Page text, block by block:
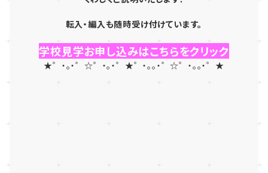
転入・編入も随時受け付けています。
学校見学お申し込みはこちらをクリック
★゜・。・゜☆゜・。・゜★゜・。。・゜☆゜・。。・゜★